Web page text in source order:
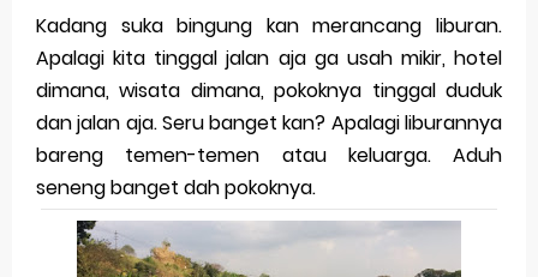
Evolusi Identitas Dagang
Review Lengkap Apple Watch Series 10
Merek Dagang dari Masa ke Masa
Perkembangan Merek Dagang Modern
Multinational Trademarks
Review Oppo Reno 15 Pro: Smartphone Premium
Kadang suka bingung kan merancang liburan.
Apalagi kita tinggal jalan aja ga usah mikir, hotel
dimana, wisata dimana, pokoknya tinggal duduk
dan jalan aja. Seru banget kan? Apalagi liburannya
bareng temen-temen atau keluarga. Aduh
seneng banget dah pokoknya.